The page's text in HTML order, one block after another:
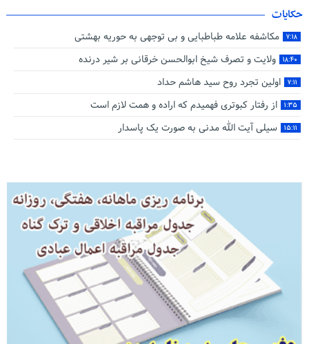
حکایات
۷:۱۸ مکاشفه علامه طباطبایی و بی توجهی به حوریه بهشتی
۱۸:۴۰ ولایت و تصرف شیخ ابوالحسن خرقانی بر شیر درنده
۷:۱۱ اولین تجرد روح سید هاشم حداد
۱:۳۵ از رفتار کبوتری فهمیدم که اراده و همت لازم است
۱۵:۱۱ سیلی آیت‌ الله مدنی به صورت یک پاسدار